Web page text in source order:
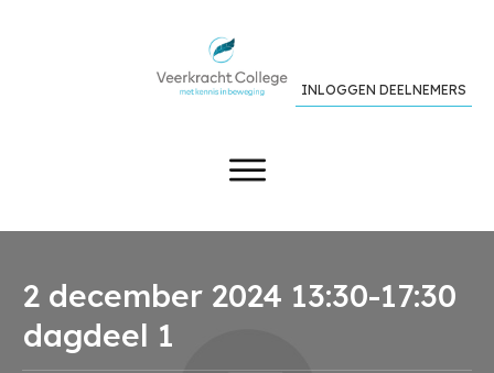
INLOGGEN DEELNEMERS
2 december 2024 13:30-17:30
dagdeel 1